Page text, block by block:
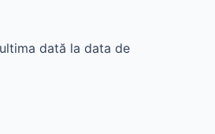
ultima dată la data de